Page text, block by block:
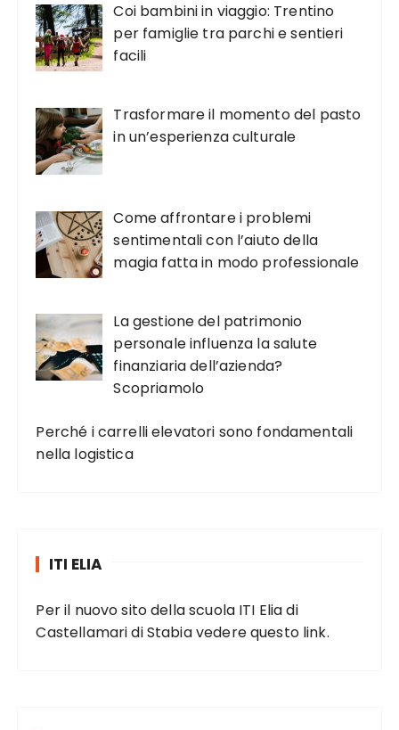
Coi bambini in viaggio: Trentino
per famiglie tra parchi e sentieri
facili
Trasformare il momento del pasto
in un’esperienza culturale
Come affrontare i problemi
sentimentali con l’aiuto della
magia fatta in modo professionale
La gestione del patrimonio
personale influenza la salute
finanziaria dell’azienda?
Scopriamolo
Perché i carrelli elevatori sono fondamentali
nella logistica
ITI ELIA
Per il nuovo sito della scuola ITI Elia di
Castellamari di Stabia vederequesto link.